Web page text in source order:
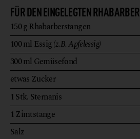
FÜR DEN EINGELEGTEN RHABARBER
150gRhabarberstangen
100ml Essig(z.B. Apfelessig)
300ml Gemüsefond
etwas Zucker
1 Stk. Sternanis
1 Zimtstange
Salz